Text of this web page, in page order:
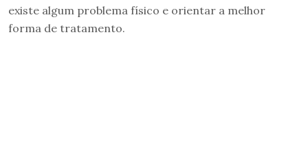
existe algum problema físico e orientar a melhor
forma de tratamento.